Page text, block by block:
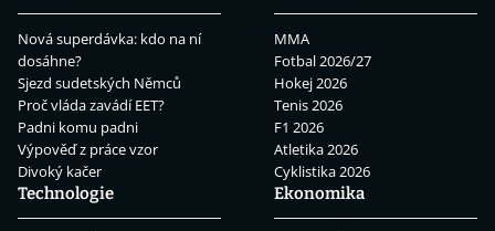
Nová superdávka: kdo na ní
dosáhne?
Sjezd sudetských Němců
Proč vláda zavádí EET?
Padni komu padni
Výpověď z práce vzor
Divoký kačer
MMA
Fotbal 2026/27
Hokej 2026
Tenis 2026
F1 2026
Atletika 2026
Cyklistika 2026
Technologie
Ekonomika